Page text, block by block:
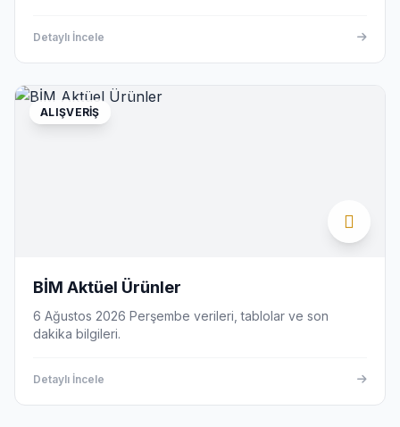
Detaylı İncele
ALIŞVERIŞ
BİM Aktüel Ürünler
6 Ağustos 2026 Perşembe verileri, tablolar ve son
dakika bilgileri.
Detaylı İncele